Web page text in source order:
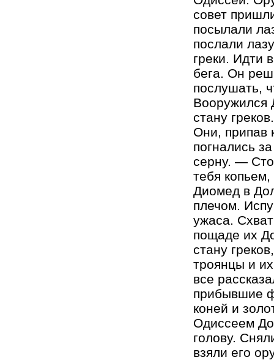
совет
посылали
послали
греки. Идти
бега. Он
послушать,
Вооружился
стану
Они, припав
погнались
серну. —
тебя
Диомед в
плечом.
ужаса.
пощаде их
стану
троянцы и
все
прибывшие
коней и
Одиссеем
голову.
взяли его